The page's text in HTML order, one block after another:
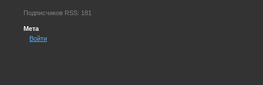
Подписчиков RSS: 181
Мета
Войти